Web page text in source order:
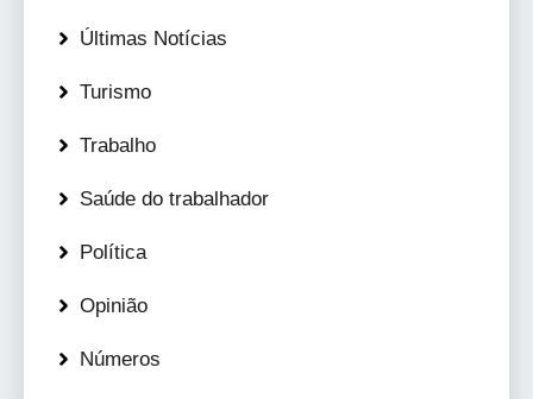
Últimas Notícias
Turismo
Trabalho
Saúde do trabalhador
Política
Opinião
Números